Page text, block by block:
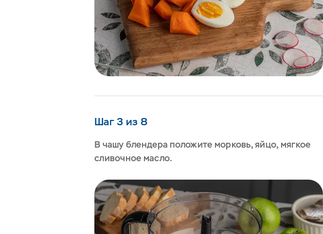
Шаг 3 из 8
В чашу блендера положите морковь, яйцо, мягкое
сливочное масло.